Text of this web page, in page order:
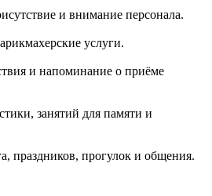
и внимание персонала.
услуги.
и напоминание о приёме
занятий для памяти и
праздников, прогулок и общения.